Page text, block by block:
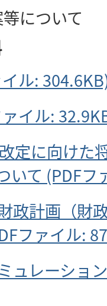
について
ル:
イル:
定に向けた
いて (PDFフ
政計画（財
ファイル:
ュレーショ